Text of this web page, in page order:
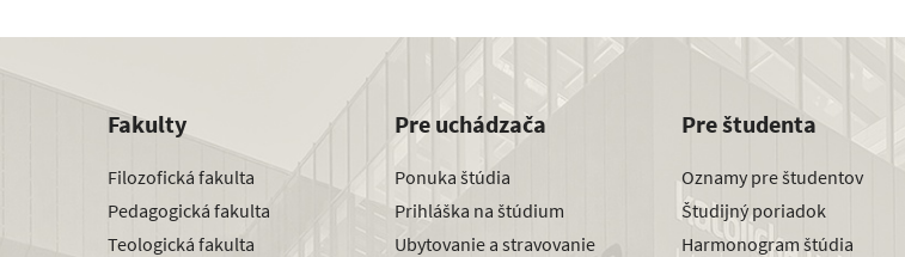
Fakulty
Filozofická fakulta
Pedagogická fakulta
Teologická fakulta
Pre uchádzača
Ponuka štúdia
Prihláška na štúdium
Ubytovanie a stravovanie
Pre študenta
Oznamy pre študentov
Študijný poriadok
Harmonogram štúdia